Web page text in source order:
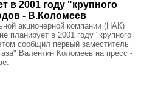
в 2001 году "крупного
- В.Коломеев
акционерной компании (НАК)
планирует в 2001 году "крупного
сообщил первый заместитель
Валентин Коломеев на пресс -